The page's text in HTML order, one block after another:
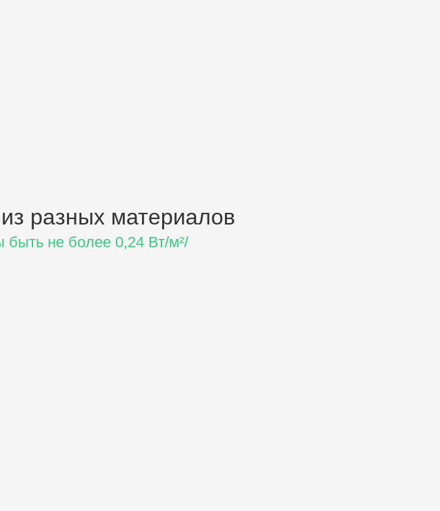
из разных материалов
не более 0,24 Вт/м²/